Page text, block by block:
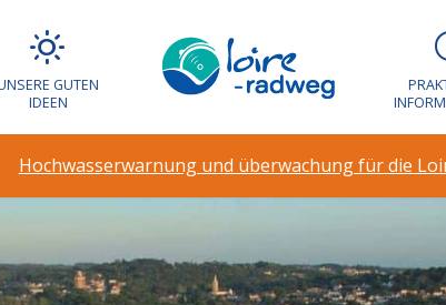
GUTEN
IDEEN
Hochwasserwarnung und überwachung für die
La Loire à Vélo, Serpent d'Océan, oeuvre